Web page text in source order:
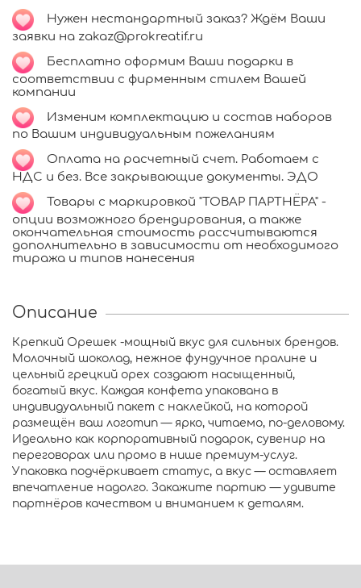
Нужен нестандартный заказ? Ждём Ваши
заявки на zakaz@prokreatif.ru
Бесплатно оформим Ваши подарки в
соответствии с фирменным стилем Вашей
компании
Изменим комплектацию и состав наборов
по Вашим индивидуальным пожеланиям
Оплата на расчетный счет. Работаем с
НДС и без. Все закрывающие документы. ЭДО
Товары с маркировкой "ТОВАР ПАРТНЁРА" -
опции возможного брендирования, а также
окончательная стоимость рассчитываются
дополнительно в зависимости от необходимого
тиража и типов нанесения
Описание
Крепкий Орешек -мощный вкус для сильных брендов.
Молочный шоколад, нежное фундучное пралине и
цельный грецкий орех создают насыщенный,
богатый вкус. Каждая конфета упакована в
индивидуальный пакет с наклейкой, на которой
размещён ваш логотип — ярко, читаемо, по-деловому.
Идеально как корпоративный подарок, сувенир на
переговорах или промо в нише премиум-услуг.
Упаковка подчёркивает статус, а вкус — оставляет
впечатление надолго. Закажите партию — удивите
партнёров качеством и вниманием к деталям.